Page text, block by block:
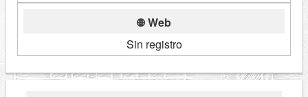
Web
Sin registro